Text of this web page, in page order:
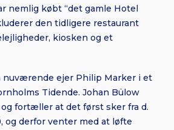
nemlig købt “det gamle Hotel
den tidligere restaurant
kiosken og et
ejer Philip Marker i et
Tidende. Johan Bülow
fortæller at det først sker fra d.
og derfor venter med at løfte